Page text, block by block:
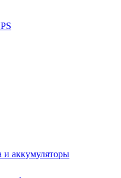
и аккумуляторы